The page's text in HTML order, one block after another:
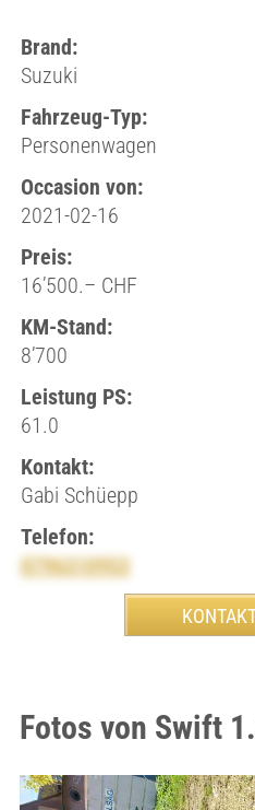
Brand:
Suzuki
Fahrzeug-Typ:
Personenwagen
Occasion von:
2021-02-16
Preis:
16’500.– CHF
KM-Stand:
8’700
Leistung PS:
61.0
Kontakt:
Gabi Schüepp
Telefon:
0796310953
Fotos von Swift